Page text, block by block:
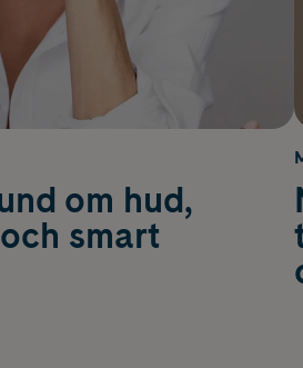
om hud,
smart